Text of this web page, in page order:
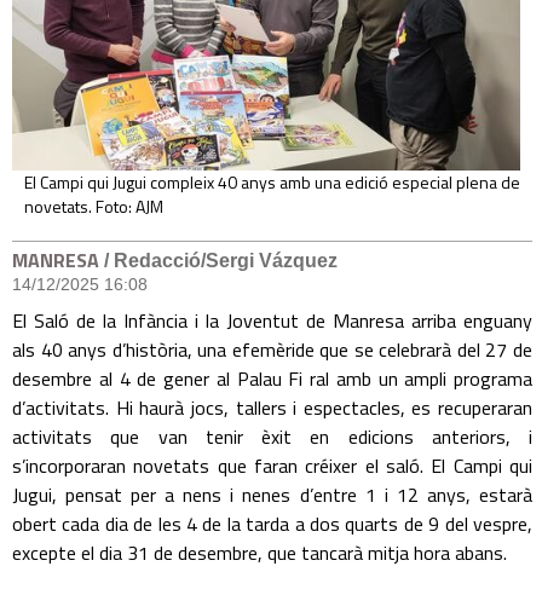
El Campi qui Jugui compleix 40 anys amb una edició especial plena de
novetats. Foto: AJM
MANRESA / Redacció/Sergi Vázquez
14/12/2025 16:08
El Saló de la Infància i la Joventut de Manresa arriba enguany
als 40 anys d’història, una efemèride que se celebrarà del 27 de
desembre al 4 de gener al Palau Fi ral amb un ampli programa
d’activitats. Hi haurà jocs, tallers i espectacles, es recuperaran
activitats que van tenir èxit en edicions anteriors, i
s’incorporaran novetats que faran créixer el saló. El Campi qui
Jugui, pensat per a nens i nenes d’entre 1 i 12 anys, estarà
obert cada dia de les 4 de la tarda a dos quarts de 9 del vespre,
excepte el dia 31 de desembre, que tancarà mitja hora abans.